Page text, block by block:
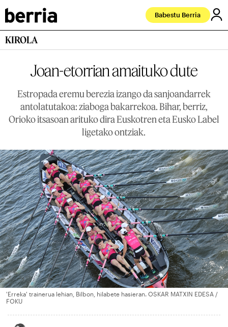
Babestu Berria
KIROLA
Joan-etorrian amaituko dute
Estropada eremu berezia izango da sanjoandarrek
antolatutakoa: ziaboga bakarrekoa. Bihar, berriz,
Orioko itsasoan arituko dira Euskotren eta Eusko Label
ligetako ontziak.
'Erreka' trainerua lehian, Bilbon, hilabete hasieran. OSKAR MATXIN EDESA /
FOKU